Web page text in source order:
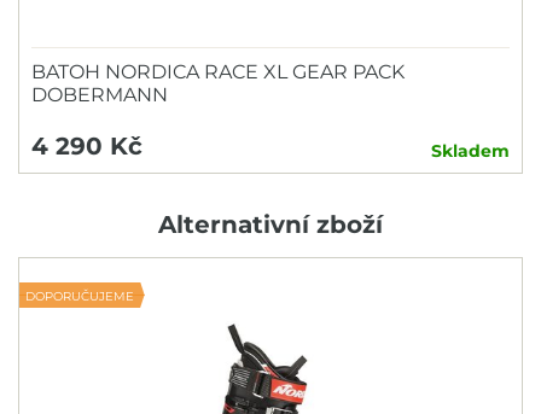
BATOH NORDICA RACE XL GEAR PACK
DOBERMANN
4 290 Kč Skladem
Alternativní zboží
DOPORUČUJEME